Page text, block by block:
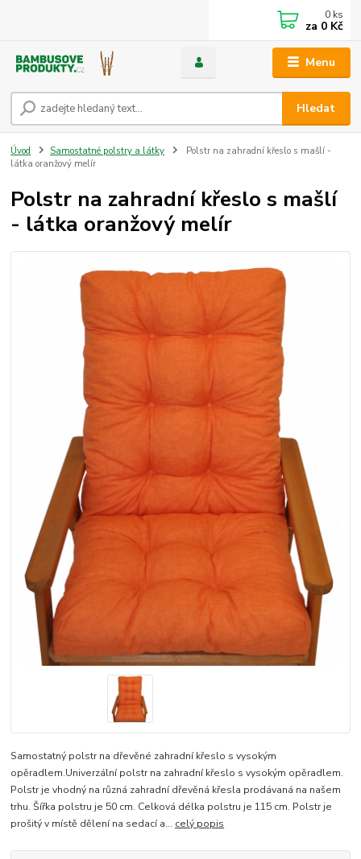
Menu
Hledat
0 ks
za 0 Kč
Úvod Samostatné polstry a látky
Polstr na zahradní křeslo s mašlí -
látka oranžový melír
Polstr na zahradní křeslo s mašlí
- látka oranžový melír
Samostatný polstr na dřevěné zahradní křeslo s vysokým
opěradlem.Univerzální polstr na zahradní křeslo s vysokým opěradlem.
Polstr je vhodný na různá zahradní dřevěná křesla prodávaná na našem
trhu. Šířka polstru je 50 cm. Celková délka polstru je 115 cm. Polstr je
prošitý v místě dělení na sedací a... celý popis